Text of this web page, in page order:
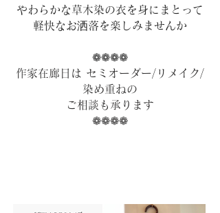
やわらかな草木染の衣を身にまとって
軽快なお洒落を楽しみませんか
❁❁❁❁
作家在廊日は セミオーダー/リメイク/
染め重ねの
ご相談も承ります
​❁❁❁❁